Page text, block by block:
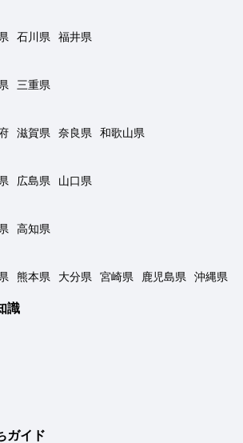
石川県
福井県
三重県
滋賀県 奈良県
和歌山県
広島県
山口県
高知県
熊本県 大分県 宮崎県 鹿児島県 沖縄県
識
ガイド